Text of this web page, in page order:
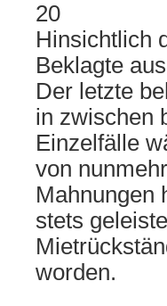
20
Hinsichtlich
Beklagte
Der letzte
in zwischen
Einzelfälle
von
Mahnungen
stets
worden.